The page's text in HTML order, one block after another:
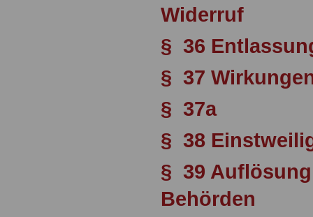
Widerruf
§ 36
§ 37
§ 37a
§ 38
§ 39
Behörden